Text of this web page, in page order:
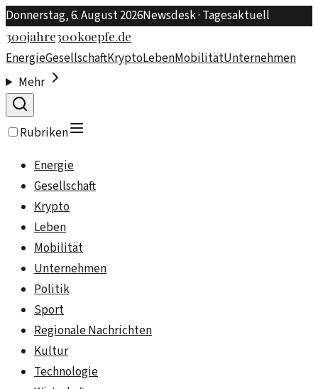
Donnerstag, 6. August 2026Newsdesk · Tagesaktuell
300jahre300koepfe.de
EnergieGesellschaftKryptoLebenMobilitätUnternehmen
Mehr
Rubriken
Energie
Gesellschaft
Krypto
Leben
Mobilität
Unternehmen
Politik
Sport
Regionale Nachrichten
Kultur
Technologie